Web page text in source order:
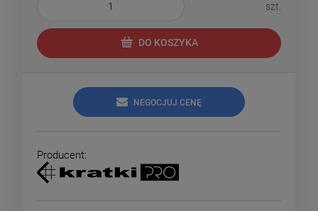
szt.
DO KOSZYKA
NEGOCJUJ CENĘ
Producent: